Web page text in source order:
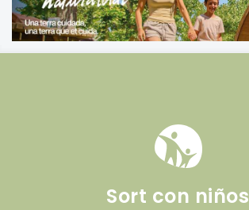
Sort con niños